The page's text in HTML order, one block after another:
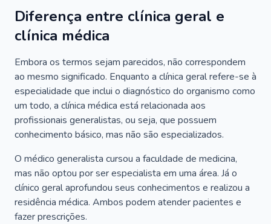
Diferença entre clínica geral e
clínica médica
Embora os termos sejam parecidos, não correspondem
ao mesmo significado. Enquanto a clínica geral refere-se à
especialidade que inclui o diagnóstico do organismo como
um todo, a clínica médica está relacionada aos
profissionais generalistas, ou seja, que possuem
conhecimento básico, mas não são especializados.
O médico generalista cursou a faculdade de medicina,
mas não optou por ser especialista em uma área. Já o
clínico geral aprofundou seus conhecimentos e realizou a
residência médica. Ambos podem atender pacientes e
fazer prescrições.